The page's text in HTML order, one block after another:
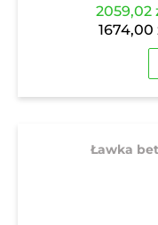
2059,02
1674,00
Ławka